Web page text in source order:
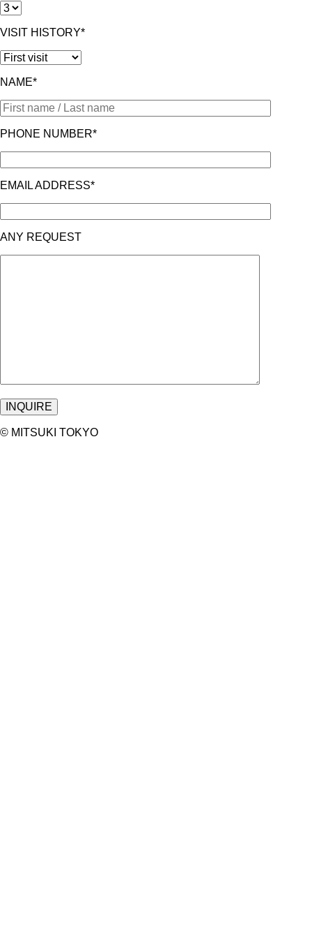
VISIT HISTORY*
NAME*
PHONE NUMBER*
EMAIL ADDRESS*
ANY REQUEST
©︎ MITSUKI TOKYO